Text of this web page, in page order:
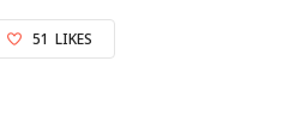
51 LIKES